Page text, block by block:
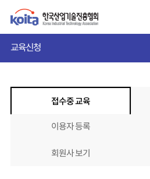
교육신청
접수중 교육
이용자 등록
회원사 보기